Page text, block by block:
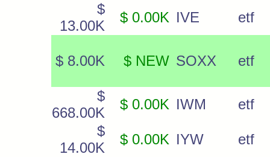
$
13.00K
$ 0.00K IVE etf
$ 8.00K $ NEW SOXX etf
$
668.00K
$ 0.00K IWM
etf
$
14.00K
$ 0.00K IYW
etf